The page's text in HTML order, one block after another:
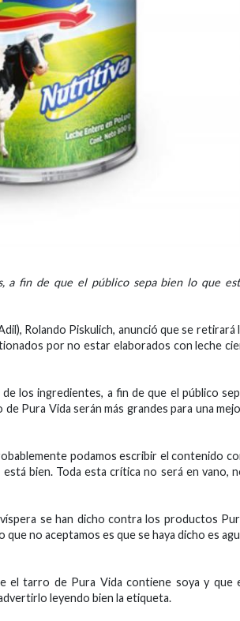
a fin de que el público sepa bien lo que
Rolando Piskulich, anunció que se retirará
por no estar elaborados con leche
los ingredientes, a fin de que el público
Pura Vida serán más grandes para una
podamos escribir el contenido
bien. Toda esta crítica no será en vano,
se han dicho contra los productos
no aceptamos es que se haya dicho es
el tarro de Pura Vida contiene soya y que
leyendo bien la etiqueta.